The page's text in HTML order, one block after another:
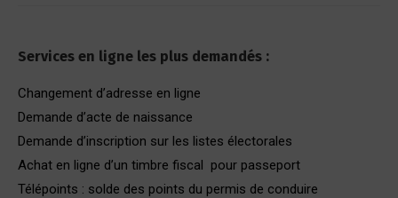
Services en ligne les plus demandés :
Changement d’adresse en ligne
Demande d’acte de naissance
Demande d’inscription sur les listes électorales
Achat en ligne d’un timbre fiscal pour passeport
Télépoints : solde des points du permis de conduire